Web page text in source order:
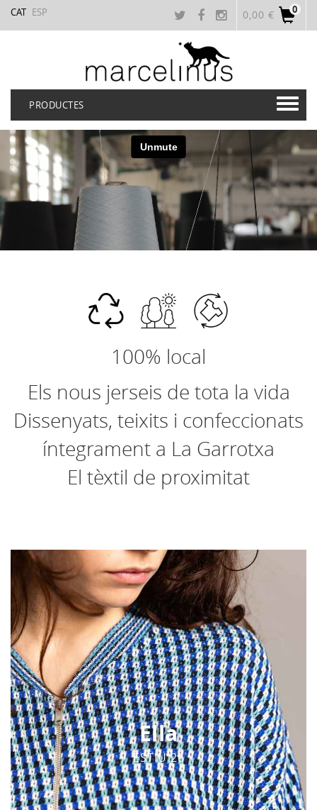
CAT ESP 0
0,00 €
PRODUCTES
100% local
Els nous jerseis de tota la vida
Dissenyats, teixits i confeccionats
íntegrament a La Garrotxa
El tèxtil de proximitat
Ella
ESTIU 26